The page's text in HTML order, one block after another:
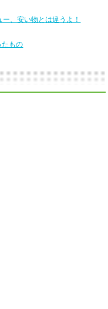
、安い物とは違うよ！
たもの